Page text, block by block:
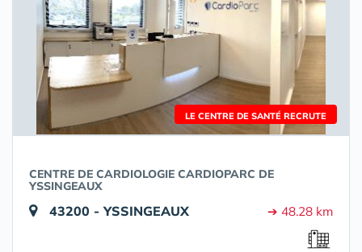
LE CENTRE DE SANTÉ RECRUTE
CENTRE DE CARDIOLOGIE CARDIOPARC DE
YSSINGEAUX
43200 - YSSINGEAUX ➔ 48.28 km